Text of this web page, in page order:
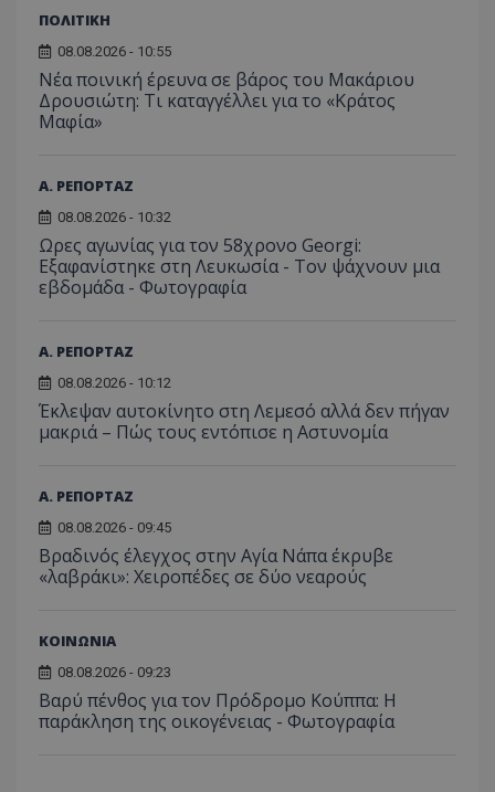
ΠΟΛΙΤΙΚΗ
08.08.2026 - 10:55
Νέα ποινική έρευνα σε βάρος του Μακάριου
Δρουσιώτη: Τι καταγγέλλει για το «Κράτος
Μαφία»
Α. ΡΕΠΟΡΤΑΖ
08.08.2026 - 10:32
Ωρες αγωνίας για τον 58χρονο Georgi:
Εξαφανίστηκε στη Λευκωσία - Toν ψάχνουν μια
εβδομάδα - Φωτογραφία
Α. ΡΕΠΟΡΤΑΖ
08.08.2026 - 10:12
Έκλεψαν αυτοκίνητο στη Λεμεσό αλλά δεν πήγαν
μακριά – Πώς τους εντόπισε η Αστυνομία
Α. ΡΕΠΟΡΤΑΖ
08.08.2026 - 09:45
Βραδινός έλεγχος στην Αγία Νάπα έκρυβε
«λαβράκι»: Χειροπέδες σε δύο νεαρούς
ΚΟΙΝΩΝΙΑ
08.08.2026 - 09:23
Βαρύ πένθος για τον Πρόδρομο Κούππα: Η
παράκληση της οικογένειας - Φωτογραφία